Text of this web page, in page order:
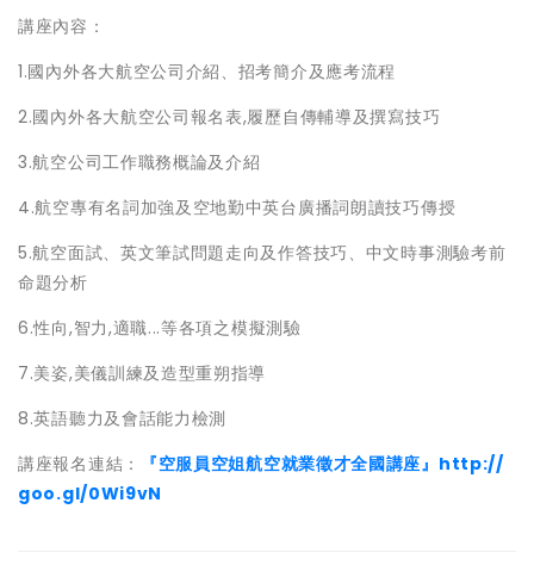
講座內容：
1.國內外各大航空公司介紹、招考簡介及應考流程
2.國內外各大航空公司報名表,履歷自傳輔導及撰寫技巧
3.航空公司工作職務概論及介紹
4.航空專有名詞加強及空地勤中英台廣播詞朗讀技巧傳授
5.航空面試、英文筆試問題走向及作答技巧、中文時事測驗考前
命題分析
6.性向,智力,適職...等各項之模擬測驗
7.美姿,美儀訓練及造型重朔指導
8.英語聽力及會話能力檢測
講座報名連結：
『空服員空姐航空就業徵才全國講座』http://
goo.gl/0Wi9vN